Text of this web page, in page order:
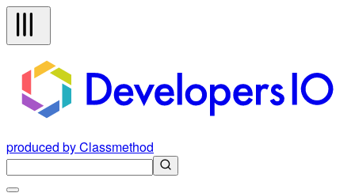
produced by Classmethod